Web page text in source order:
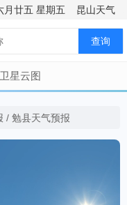
月廿五 星期五 昆山天气
查询
卫星云图
/ 勉县天气预报